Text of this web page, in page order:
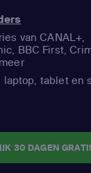
van CANAL+,
BBC First,
laptop, tablet en
30 DAGEN